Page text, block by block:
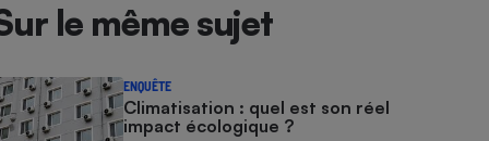
le même sujet
ENQUÊTE
Climatisation : quel est son réel
impact écologique ?